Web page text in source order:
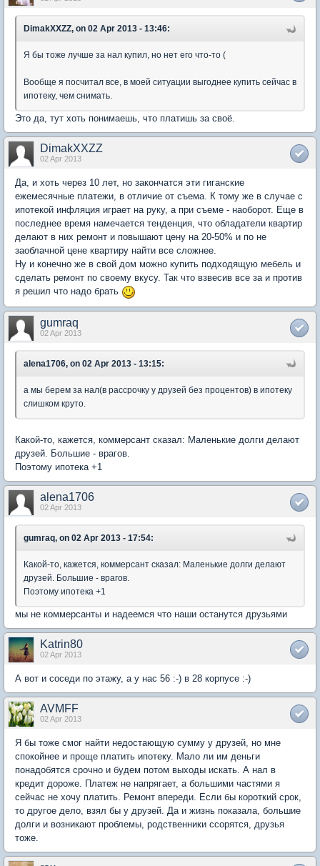
DimakXXZZ, on 02 Apr 2013 - 13:46:
Я бы тоже лучше за нал купил, но нет его что-то (
Вообще я посчитал все, в моей ситуации выгоднее купить сейчас в
ипотеку, чем снимать.
Это да, тут хоть понимаешь, что платишь за своё.
DimakXXZZ
02 Apr 2013
Да, и хоть через 10 лет, но закончатся эти гиганские
ежемесячные платежи, в отличие от съема. К тому же в случае с
ипотекой инфляция играет на руку, а при съеме - наоборот. Еще в
последнее время намечается тенденция, что обладатели квартир
делают в них ремонт и повышают цену на 20-50% и по не
заоблачной цене квартиру найти все сложнее.
Ну и конечно же в свой дом можно купить подходящую мебель и
сделать ремонт по своему вкусу. Так что взвесив все за и против
я решил что надо брать
gumraq
02 Apr 2013
alena1706, on 02 Apr 2013 - 13:15:
а мы берем за нал(в рассрочку у друзей без процентов) в ипотеку
слишком круто.
Какой-то, кажется, коммерсант сказал: Маленькие долги делают
друзей. Большие - врагов.
Поэтому ипотека +1
alena1706
02 Apr 2013
gumraq, on 02 Apr 2013 - 17:54:
Какой-то, кажется, коммерсант сказал: Маленькие долги делают
друзей. Большие - врагов.
Поэтому ипотека +1
мы не коммерсанты и надеемся что наши останутся друзьями
Katrin80
02 Apr 2013
А вот и соседи по этажу, а у нас 56 :-) в 28 корпусе :-)
AVMFF
02 Apr 2013
Я бы тоже смог найти недостающую сумму у друзей, но мне
спокойнее и проще платить ипотеку. Мало ли им деньги
понадобятся срочно и будем потом выходы искать. А нал в
кредит дороже. Платеж не напрягает, а большими частями я
сейчас не хочу платить. Ремонт впереди. Если бы короткий срок,
то другое дело, взял бы у друзей. Да и жизнь показала, большие
долги и возникают проблемы, родственники ссорятся, друзья
тоже.